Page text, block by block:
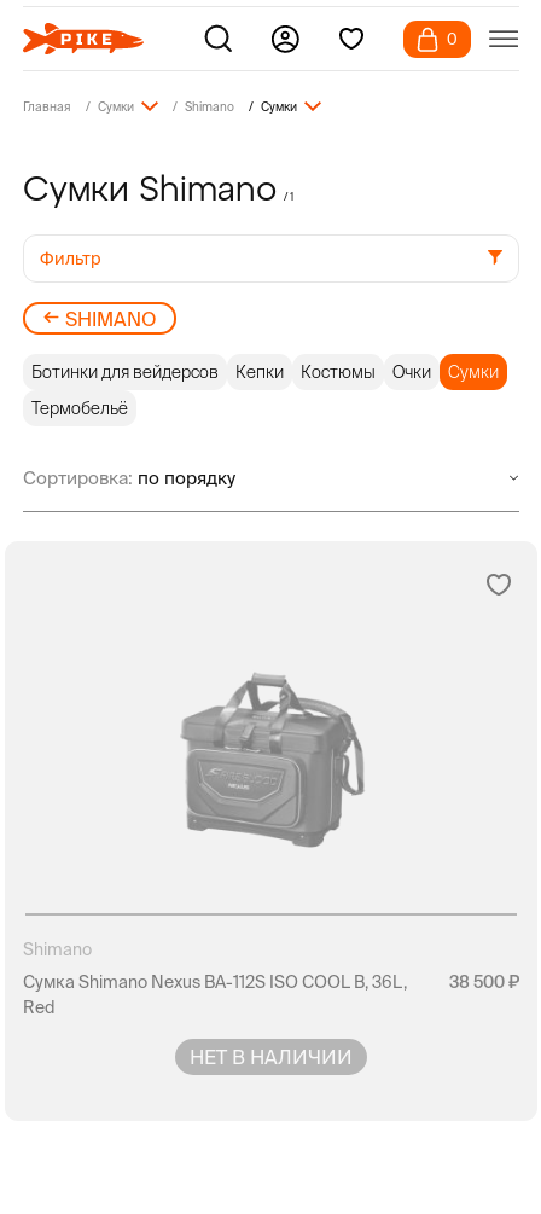
0
Главная Сумки Shimano Сумки
Сумки Shimano / 1
Фильтр
SHIMANO
Ботинки для вейдерсов Кепки Костюмы Очки
Сумки
Термобельё
Сортировка:
Shimano
Сумка Shimano Nexus BA-112S ISO COOL B, 36L,
Red
38 500
НЕТ В НАЛИЧИИ